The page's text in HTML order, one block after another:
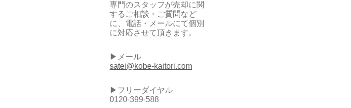
専門のスタッフが売却に関
するご相談・ご質問など
に、電話・メールにて個別
に対応させて頂きます。
▶メール
satei@kobe-kaitori.com
▶フリーダイヤル
0120-399-588